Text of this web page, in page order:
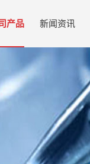
产品 新闻资讯